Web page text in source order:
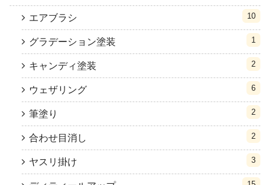
エアブラシ 10
グラデーション塗装 1
キャンディ塗装 2
ウェザリング 6
筆塗り 2
合わせ目消し 2
ヤスリ掛け 3